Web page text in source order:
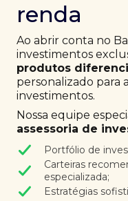
renda
Ao abrir conta no
investimentos
produtos
personalizado para
investimentos.
Nossa equipe
assessoria de
Portfólio de
Carteiras
especializada;
Estratégias